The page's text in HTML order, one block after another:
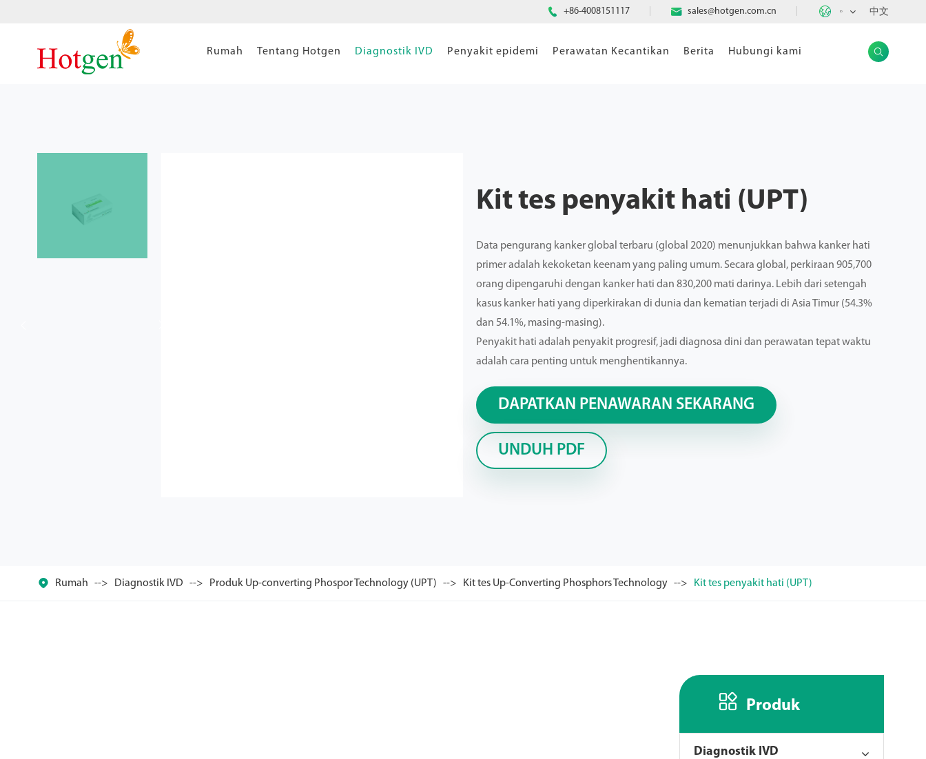
 +86-4008151117  sales@hotgen.com.cn  ID 中文
Rumah Tentang Hotgen Diagnostik IVD Penyakit epidemi Perawatan Kecantikan Berita Hubungi kami 
Kit tes penyakit hati (UPT)
Data pengurang kanker global terbaru (global 2020) menunjukkan bahwa kanker hati
primer adalah kekoketan keenam yang paling umum. Secara global, perkiraan 905,700
orang dipengaruhi dengan kanker hati dan 830,200 mati darinya. Lebih dari setengah
kasus kanker hati yang diperkirakan di dunia dan kematian terjadi di Asia Timur (54.3%
dan 54.1%, masing-masing).
Penyakit hati adalah penyakit progresif, jadi diagnosa dini dan perawatan tepat waktu
adalah cara penting untuk menghentikannya.
DAPATKAN PENAWARAN SEKARANG
UNDUH PDF
 Rumah Diagnostik IVD Produk Up-converting Phospor Technology (UPT) Kit tes Up-Converting Phosphors Technology Kit tes penyakit hati (UPT)
 Produk
Diagnostik IVD